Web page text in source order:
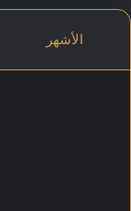
الأشهر